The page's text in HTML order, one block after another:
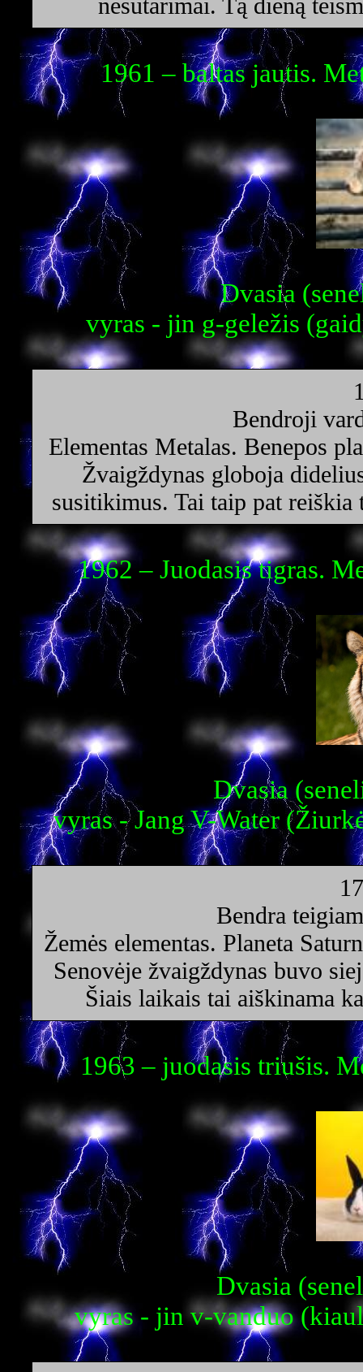
1961 – baltas jautis.
Dvasia
vyras - jin g-geležis
Bendroji
Elementas Metalas. Benepos
Žvaigždynas globoja
susitikimus. Tai taip pat
1962 – Juodasis tigras.
Dvasia
vyras - Jang V-Water
Bendra
Žemės elementas. Planeta
Senovėje žvaigždynas buvo
Šiais laikais tai aiškinama
1963 – juodasis triušis.
Dvasia
vyras - jin v-vanduo